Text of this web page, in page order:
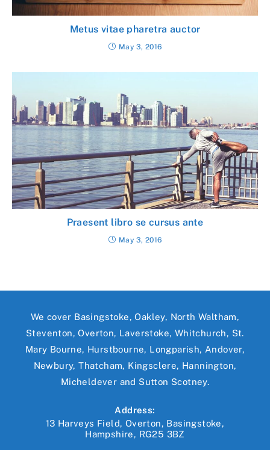
Metus vitae pharetra auctor
May 3, 2016
Praesent libro se cursus ante
May 3, 2016
We cover Basingstoke, Oakley, North Waltham,
Steventon, Overton, Laverstoke, Whitchurch, St.
Mary Bourne, Hurstbourne, Longparish, Andover,
Newbury, Thatcham, Kingsclere, Hannington,
Micheldever and Sutton Scotney.
Address:
13 Harveys Field, Overton, Basingstoke,
Hampshire, RG25 3BZ